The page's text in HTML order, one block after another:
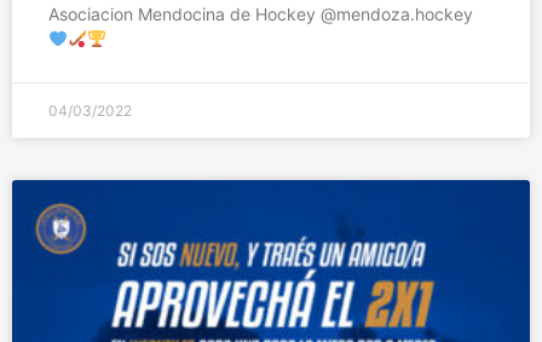
Asociacion Mendocina de Hockey @mendoza.hockey
04/03/2022